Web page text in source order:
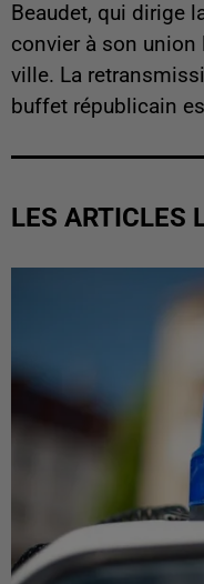
Beaudet, qui dirige
convier à son
ville. La
buffet républicain
LES ARTICLES